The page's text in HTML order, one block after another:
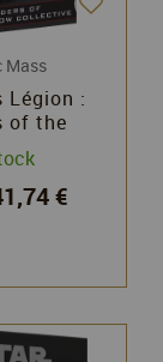
Mass
Légion :
of the
2026)
€